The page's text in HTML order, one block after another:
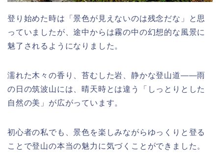
登り始めた時は「景色が見えないのは残念だな」と思
っていましたが、途中からは霧の中の幻想的な風景に
魅了されるようになりました。
濡れた木々の香り、苔むした岩、静かな登山道――雨
の日の筑波山には、晴天時とは違う「しっとりとした
自然の美」が広がっています。
初心者の私でも、景色を楽しみながらゆっくりと登る
ことで登山の本当の魅力に気づくことができました。